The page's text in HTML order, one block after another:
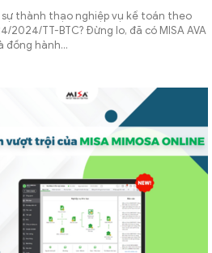
thành thạo nghiệp vụ kế toán theo
2024/TT-BTC? Đừng lo, đã có MISA AVA
đồng hành...